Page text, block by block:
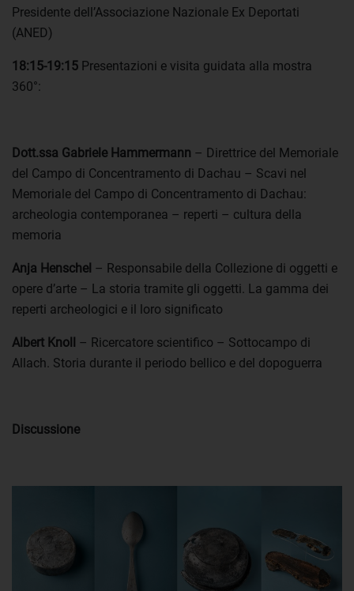
Presidente dell’Associazione Nazionale Ex Deportati
(ANED)
18:15-19:15 Presentazioni e visita guidata alla mostra
360°:
Dott.ssa Gabriele Hammermann – Direttrice del Memoriale
del Campo di Concentramento di Dachau – Scavi nel
Memoriale del Campo di Concentramento di Dachau:
archeologia contemporanea – reperti – cultura della
memoria
Anja Henschel – Responsabile della Collezione di oggetti e
opere d’arte – La storia tramite gli oggetti. La gamma dei
reperti archeologici e il loro significato
Albert Knoll
– Ricercatore scientifico – Sottocampo di
Allach. Storia durante il periodo bellico e del dopoguerra
Discussione